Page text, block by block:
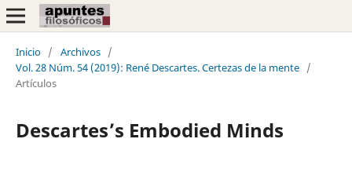
Inicio / Archivos /
Vol. 28 Núm. 54 (2019): René Descartes. Certezas de la mente /
Artículos
Descartes’s Embodied Minds